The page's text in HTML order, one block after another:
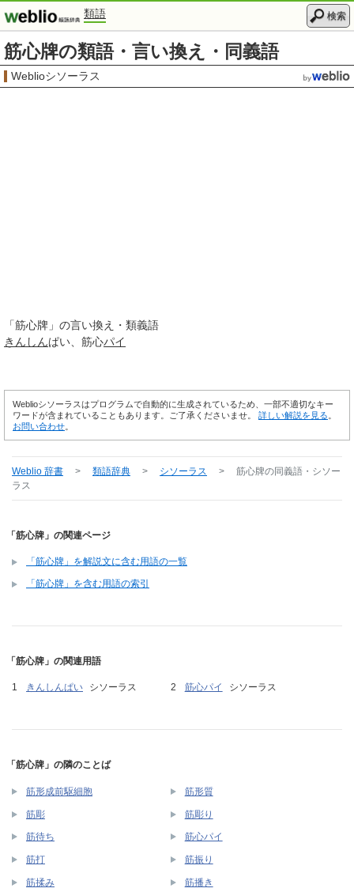
類語 検索
筋心牌の類語・言い換え・同義語
Weblioシソーラス
「筋心牌 」の言い換え・類義語
きんしんぱい 筋心パイ
Weblioシソーラスはプログラムで自動的に生成されているため、一部不適切なキー
ワードが含まれていることもあります。ご了承くださいませ。 詳しい解説を見る
お問い合わせ
Weblio 辞書 > 類語辞典 > シソーラス > 筋心牌の同義語・シソー
ラス
「筋心牌」の関連ページ
「筋心牌」を解説文に含む用語の一覧
「筋心牌」を含む用語の索引
「筋心牌」の関連用語
きんしんぱい シソーラス 筋心パイ シソーラス
「筋心牌」の隣のことば
筋形成前駆細胞 筋形質
筋彫 筋彫り
筋待ち 筋心パイ
筋打 筋振り
筋揉み 筋播き